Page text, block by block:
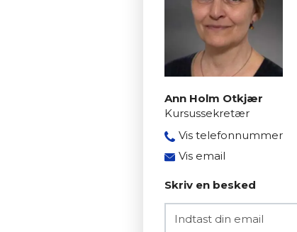
Ann Holm Otkjær
Kursussekretær
Vis telefonnummer
8950 3347
Vis email
ahpe@mercantec.dk
Skriv en besked